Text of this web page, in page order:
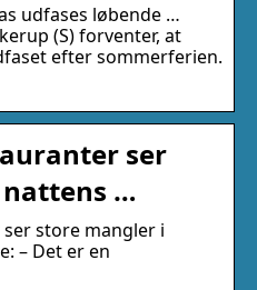
udfases løbende …
(S) forventer, at
efter sommerferien.
ser
…
store mangler i
– Det er en